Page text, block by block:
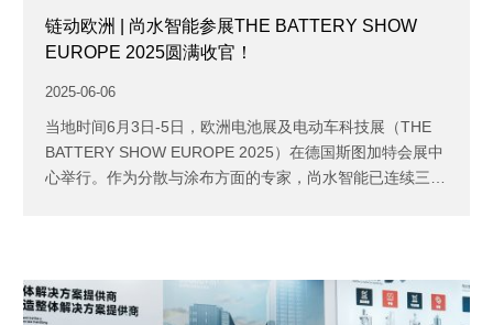
链动欧洲 | 尚水智能参展THE BATTERY SHOW
EUROPE 2025圆满收官！
2025-06-06
当地时间6月3日-5日，欧洲电池展及电动车科技展（THE
BATTERY SHOW EUROPE 2025）在德国斯图加特会展中
心举行。作为分散与涂布方面的专家，尚水智能已连续三次